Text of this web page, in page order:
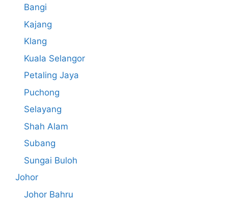
Bangi
Kajang
Klang
Kuala Selangor
Petaling Jaya
Puchong
Selayang
Shah Alam
Subang
Sungai Buloh
Johor
Johor Bahru